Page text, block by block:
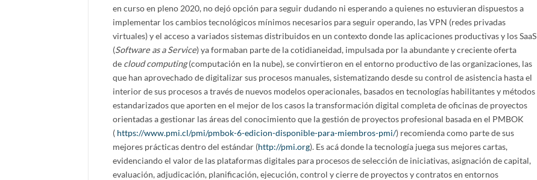
en curso en pleno 2020, no dejó opción para seguir dudando ni esperando a quienes no estuvieran dispuestos a
implementar los cambios tecnológicos mínimos necesarios para seguir operando, las VPN (redes privadas
virtuales) y el acceso a variados sistemas distribuidos en un contexto donde las aplicaciones productivas y los SaaS
(Software as a Service) ya formaban parte de la cotidianeidad, impulsada por la abundante y creciente oferta
de cloud computing(computación en la nube), se convirtieron en el entorno productivo de las organizaciones, las
que han aprovechado de digitalizar sus procesos manuales, sistematizando desde su control de asistencia hasta el
interior de sus procesos a través de nuevos modelos operacionales, basados en tecnologías habilitantes y métodos
estandarizados que aporten en el mejor de los casos la transformación digital completa de oficinas de proyectos
orientadas a gestionar las áreas del conocimiento que la gestión de proyectos profesional basada en el PMBOK
( https://www.pmi.cl/pmi/pmbok-6-edicion-disponible-para-miembros-pmi/) recomienda como parte de sus
mejores prácticas dentro del estándar (http://pmi.org). Es acá donde la tecnología juega sus mejores cartas,
evidenciando el valor de las plataformas digitales para procesos de selección de iniciativas, asignación de capital,
evaluación, adjudicación, planificación, ejecución, control y cierre de proyectos y contratos en entornos